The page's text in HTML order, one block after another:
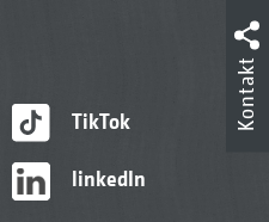
TikTok
linkedIn
Kontakt